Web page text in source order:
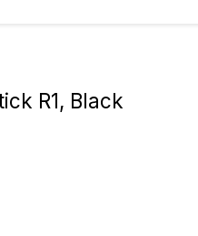
Умные очки
R1, Black